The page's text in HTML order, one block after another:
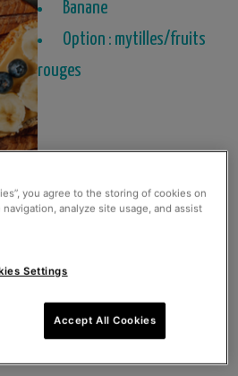
Banane
Option : mytilles/fruits
rouges
you agree to the storing of cookies on
analyze site usage, and assist
Settings
Accept All Cookies